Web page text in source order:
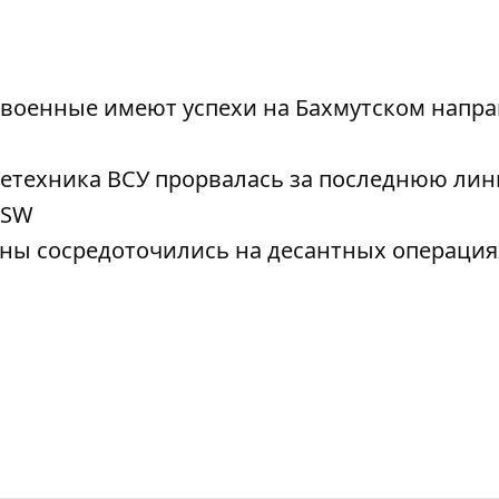
имеют успехи на Бахмутском
ВСУ прорвалась за последнюю
сосредоточились на десантных